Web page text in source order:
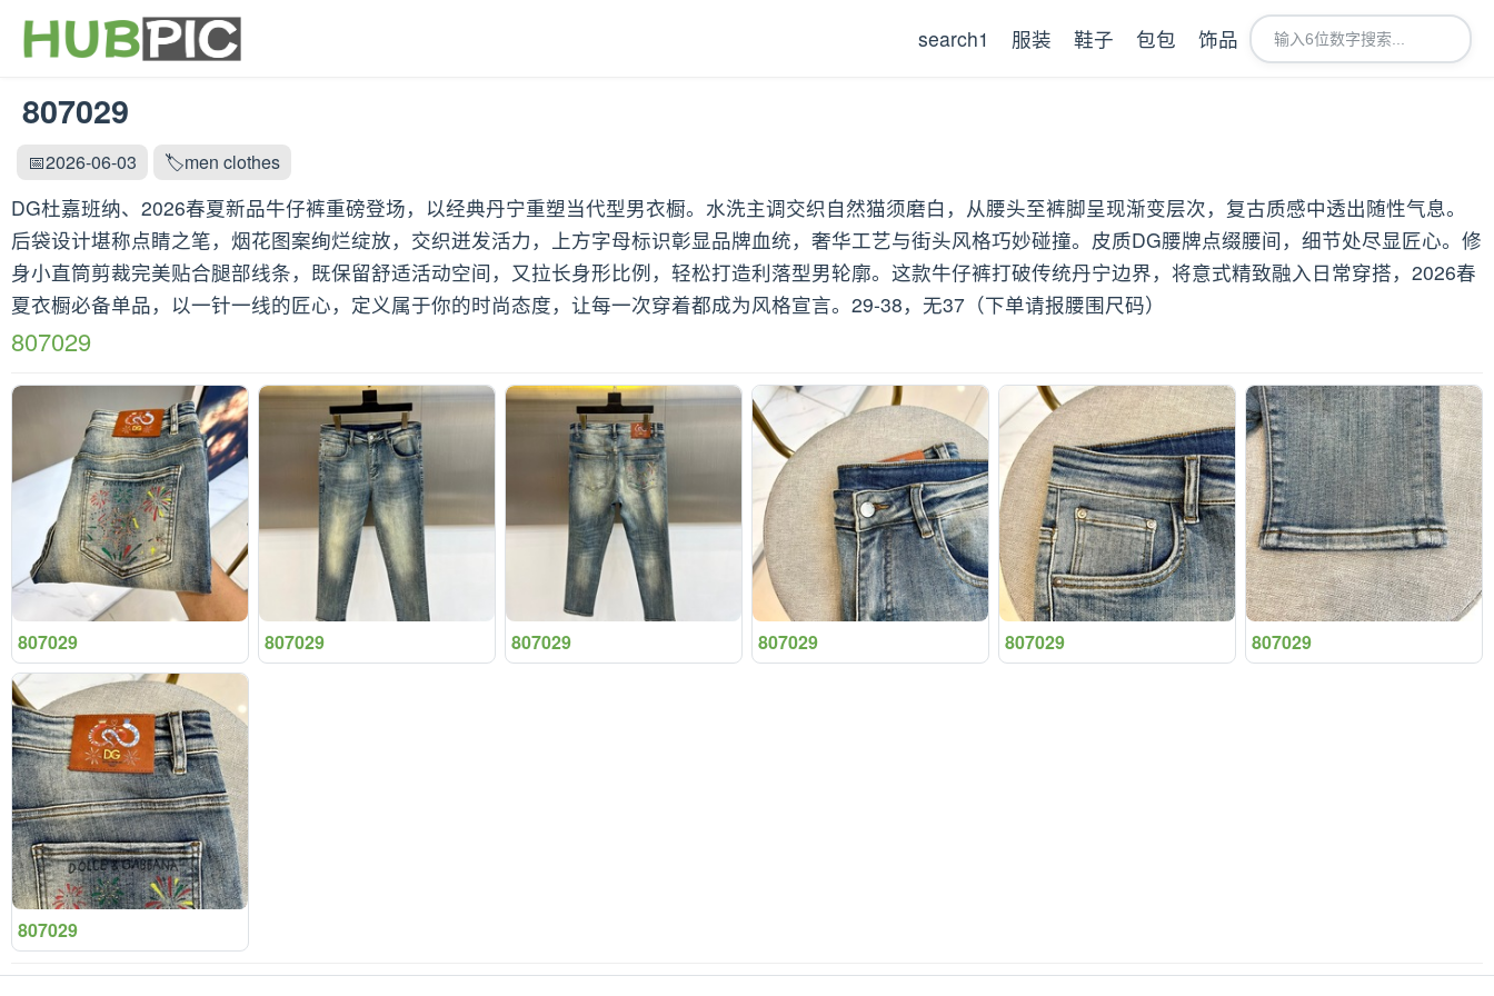
search1 服装 鞋子 包包 饰品
807029
📅2026-06-03 🏷️men clothes
DG杜嘉班纳、2026春夏新品牛仔裤重磅登场，以经典丹宁重塑当代型男衣橱。水洗主调交织自然猫须磨白，从腰头至裤脚呈现渐变层次，复古质感中透出随性气息。
后袋设计堪称点睛之笔，烟花图案绚烂绽放，交织迸发活力，上方字母标识彰显品牌血统，奢华工艺与街头风格巧妙碰撞。皮质DG腰牌点缀腰间，细节处尽显匠心。修
身小直筒剪裁完美贴合腿部线条，既保留舒适活动空间，又拉长身形比例，轻松打造利落型男轮廓。这款牛仔裤打破传统丹宁边界，将意式精致融入日常穿搭，2026春
夏衣橱必备单品，以一针一线的匠心，定义属于你的时尚态度，让每一次穿着都成为风格宣言。29-38，无37（下单请报腰围尺码）
807029
807029 807029 807029 807029 807029 807029
807029